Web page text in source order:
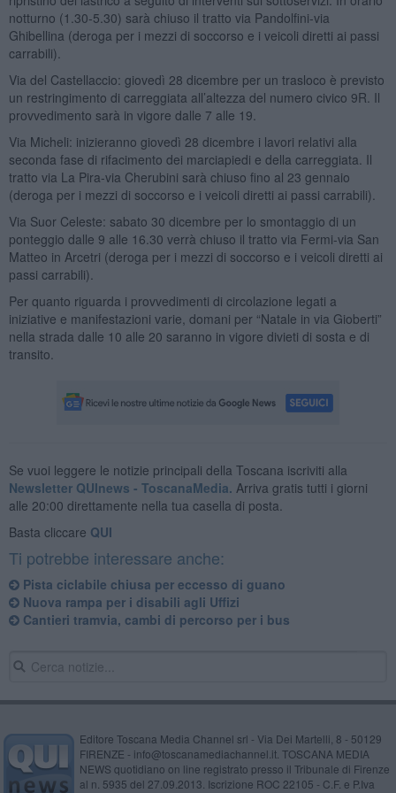
notturno (1.30-5.30) sarà chiuso il tratto via Pandolfini-via
Ghibellina (deroga per i mezzi di soccorso e i veicoli diretti ai passi
carrabili).
Via del Castellaccio: giovedì 28 dicembre per un trasloco è previsto
un restringimento di carreggiata all’altezza del numero civico 9R. Il
provvedimento sarà in vigore dalle 7 alle 19.
Via Micheli: inizieranno giovedì 28 dicembre i lavori relativi alla
seconda fase di rifacimento dei marciapiedi e della carreggiata. Il
tratto via La Pira-via Cherubini sarà chiuso fino al 23 gennaio
(deroga per i mezzi di soccorso e i veicoli diretti ai passi carrabili).
Via Suor Celeste: sabato 30 dicembre per lo smontaggio di un
ponteggio dalle 9 alle 16.30 verrà chiuso il tratto via Fermi-via San
Matteo in Arcetri (deroga per i mezzi di soccorso e i veicoli diretti ai
passi carrabili).
Per quanto riguarda i provvedimenti di circolazione legati a
iniziative e manifestazioni varie, domani per “Natale in via Gioberti”
nella strada dalle 10 alle 20 saranno in vigore divieti di sosta e di
transito.
Se vuoi leggere le notizie principali della Toscana iscriviti alla
Newsletter QUInews - ToscanaMedia. Arriva gratis tutti i giorni
alle 20:00 direttamente nella tua casella di posta.
Basta cliccare QUI
Ti potrebbe interessare anche:
Pista ciclabile chiusa per eccesso di guano
Nuova rampa per i disabili agli Uffizi
Cantieri tramvia, cambi di percorso per i bus
Editore Toscana Media Channel srl - Via Dei Martelli, 8 - 50129
FIRENZE - info@toscanamediachannel.it. TOSCANA MEDIA
NEWS quotidiano on line registrato presso il Tribunale di Firenze
al n. 5935 del 27.09.2013. Iscrizione ROC 22105 - C.F. e P.Iva